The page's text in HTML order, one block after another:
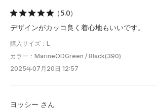
（5.0）
デザインがカッコ良く着心地もいいです。
購入サイズ：L
カラー：MarineODGreen / Black(390)
2025年07月20日 12:57
ヨッシー さん